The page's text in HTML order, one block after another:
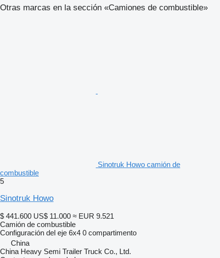
Otras marcas en la sección «Camiones de combustible»
Sinotruk Howo camión de
combustible
5
Sinotruk Howo
$ 441.600 US$ 11.000 ≈ EUR 9.521
Camión de combustible
Configuración del eje 6x4 0 compartimento
China
China Heavy Semi Trailer Truck Co., Ltd.